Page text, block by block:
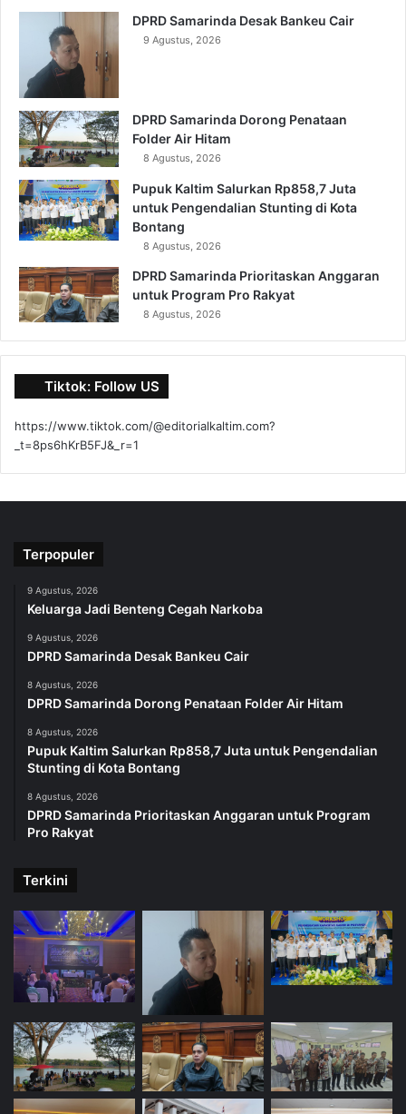
DPRD Samarinda Desak Bankeu Cair
9 Agustus, 2026
DPRD Samarinda Dorong Penataan
Folder Air Hitam
8 Agustus, 2026
Pupuk Kaltim Salurkan Rp858,7 Juta
untuk Pengendalian Stunting di Kota
Bontang
8 Agustus, 2026
DPRD Samarinda Prioritaskan Anggaran
untuk Program Pro Rakyat
8 Agustus, 2026
Tiktok: Follow US
https://www.tiktok.com/@editorialkaltim.com?
_t=8ps6hKrB5FJ&_r=1
Terpopuler
9 Agustus, 2026
Keluarga Jadi Benteng Cegah Narkoba
9 Agustus, 2026
DPRD Samarinda Desak Bankeu Cair
8 Agustus, 2026
DPRD Samarinda Dorong Penataan Folder Air Hitam
8 Agustus, 2026
Pupuk Kaltim Salurkan Rp858,7 Juta untuk Pengendalian
Stunting di Kota Bontang
8 Agustus, 2026
DPRD Samarinda Prioritaskan Anggaran untuk Program
Pro Rakyat
Terkini